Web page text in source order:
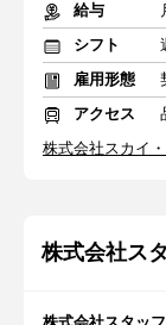
給与
シフト
雇用形態
アクセス
株式会社スカイ
株式会社ス